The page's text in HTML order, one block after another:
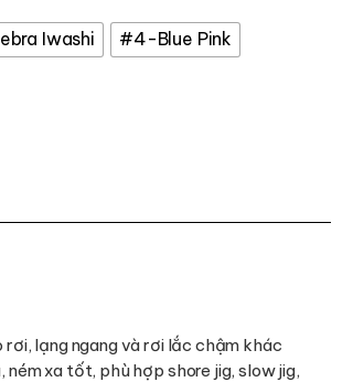
Iwashi
#4-Blue Pink
lạng ngang và rơi lắc chậm khác
xa tốt, phù hợp shore jig, slow jig,